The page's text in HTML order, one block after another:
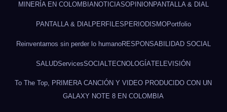
MINERÍA EN COLOMBIANOTICIASOPINION PANTALLA & DIAL
PANTALLA & DIALPERFILES PERIODISMOPortfolio
Reinventarnos sin perder lo humanoRESPONSABILIDAD SOCIAL
SALUDServicesSOCIALTECNOLOGÍATELEVISIÓN
To The Top, PRIMERA CANCIÓN Y VIDEO PRODUCIDO CON UN
GALAXY NOTE 8 EN COLOMBIA